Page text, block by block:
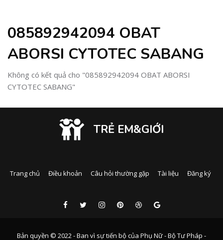
085892942094 OBAT
ABORSI CYTOTEC SABANG
Không có kết quả cho "085892942094 OBAT ABORSI
CYTOTEC SABANG"
TRẺ EM&GIỚI
Trang chủ Điều khoản Câu hỏi thường gặp Tài liệu Đăng ký
Bản quyền © 2022 - Ban vì sự tiến bộ của Phụ Nữ - Bộ Tư Pháp -